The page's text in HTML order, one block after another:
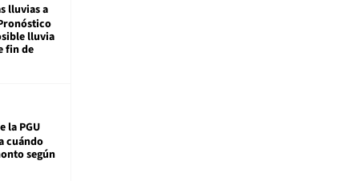
lluvias a
lluvia
fin de
la PGU
cuándo
según